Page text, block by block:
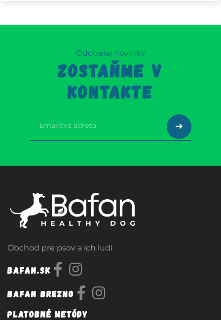
Odoberaj novinky
ZOSTAŇME V
KONTAKTE
Obchod pre psov a ich ludí
Bafan.sk
Bafan Brezno
Platobné metódy